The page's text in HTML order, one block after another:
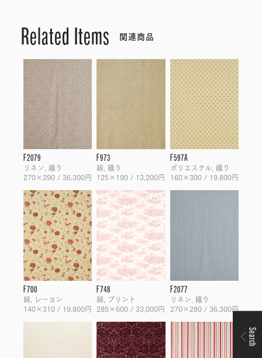
Related Items 関連商品
F2079
リネン, 織り
270×290 / 36,300円
F973
綿, 織り
125×190 / 13,200円
F597A
ポリエステル, 織り
160×300 / 19,800円
F700
綿, レーヨン
140×310 / 19,800円
F748
綿, プリント
285×600 / 33,000円
F2077
リネン, 織り
270×280 / 36,300円
Search